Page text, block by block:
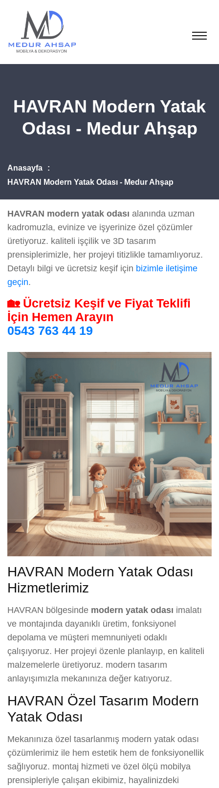
HAVRAN Modern Yatak
Odası - Medur Ahşap
Anasayfa
HAVRAN Modern Yatak Odası - Medur Ahşap
HAVRAN modern yatak odası alanında uzman
kadromuzla, evinize ve işyerinize özel çözümler
üretiyoruz. kaliteli işçilik ve 3D tasarım
prensiplerimizle, her projeyi titizlikle tamamlıyoruz.
Detaylı bilgi ve ücretsiz keşif için bizimle iletişime
geçin.
🏡 Ücretsiz Keşif ve Fiyat Teklifi
İçin Hemen Arayın
0543 763 44 19
HAVRAN Modern Yatak Odası
Hizmetlerimiz
HAVRAN bölgesinde modern yatak odası imalatı
ve montajında dayanıklı üretim, fonksiyonel
depolama ve müşteri memnuniyeti odaklı
çalışıyoruz. Her projeyi özenle planlayıp, en kaliteli
malzemelerle üretiyoruz. modern tasarım
anlayışımızla mekanınıza değer katıyoruz.
HAVRAN Özel Tasarım Modern
Yatak Odası
Mekanınıza özel tasarlanmış modern yatak odası
çözümlerimiz ile hem estetik hem de fonksiyonellik
sağlıyoruz. montaj hizmeti ve özel ölçü mobilya
prensipleriyle çalışan ekibimiz, hayalinizdeki